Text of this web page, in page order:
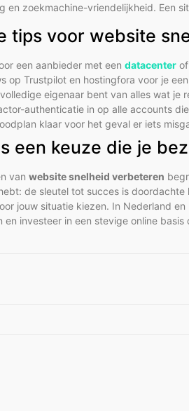
en zoekmachine-vriendelijkheid. Een
tips voor website
een aanbieder met een datacenter
op Trustpilot en hostingfora voor je
eigenaar bent van alles wat
authenticatie in op alle accounts
klaar voor het geval er iets
een keuze die je
van website snelheid verbeteren
de sleutel tot succes is
jouw situatie kiezen. In Nederland
en investeer in een stevige online basis